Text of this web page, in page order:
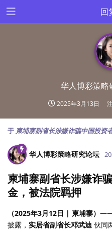
华人博彩策略
2025年3月13日
回
于 柬埔寨副省长涉嫌诈骗中国投资
华人博彩策略研究论坛
柬埔寨副省长涉嫌诈
金，被法院羁押
（2025年3月12日 | 柬埔寨） ——
披露， 实居省副省长邓武迪 伙同